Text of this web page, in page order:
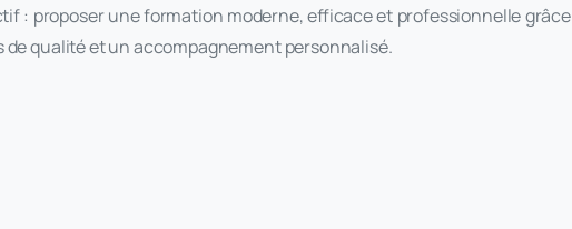
: proposer une formation moderne, efficace et professionnelle grâce
qualité et un accompagnement personnalisé.